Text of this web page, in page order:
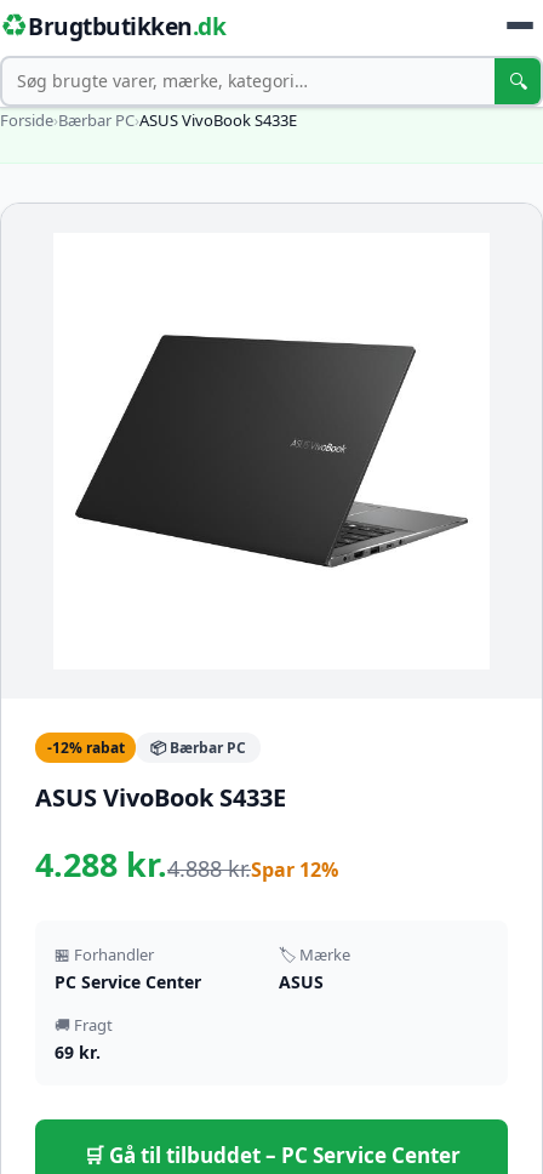
♻️Brugtbutikken.dk
Søg 🔍
Forside›Bærbar PC›ASUS VivoBook S433E
-12% rabat 📦 Bærbar PC
ASUS VivoBook S433E
4.288 kr.4.888 kr.Spar 12%
🏪 Forhandler
PC Service Center
🏷️ Mærke
ASUS
🚚 Fragt
69 kr.
🛒 Gå til tilbuddet – PC Service Center